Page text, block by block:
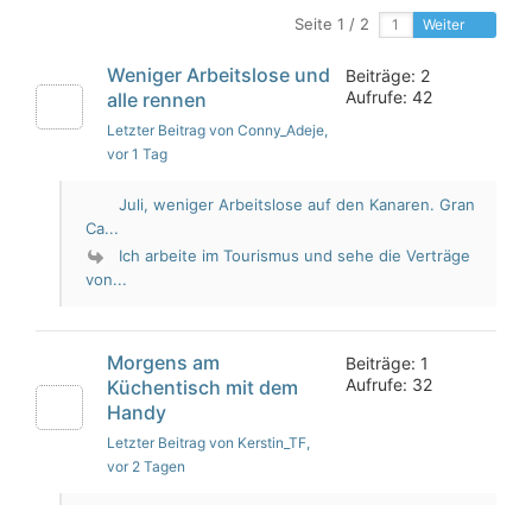
Seite 1 / 2 Weiter
Weniger Arbeitslose und
alle rennen
Letzter Beitrag von Conny_Adeje,
vor 1 Tag
Beiträge: 2
Aufrufe: 42
Juli, weniger Arbeitslose auf den Kanaren. Gran
Ca...
Ich arbeite im Tourismus und sehe die Verträge
von...
Morgens am
Küchentisch mit dem
Handy
Letzter Beitrag von Kerstin_TF,
vor 2 Tagen
Beiträge: 1
Aufrufe: 32